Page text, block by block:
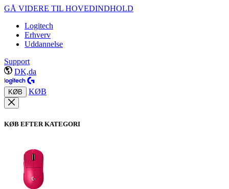
GÅ VIDERE TIL HOVEDINDHOLD
Logitech
Erhverv
Uddannelse
Support
DK,da
KØB KØB
KØB EFTER KATEGORI